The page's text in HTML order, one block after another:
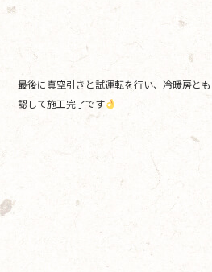
最後に真空引きと試運転を行い、冷暖房と
認して施工完了です